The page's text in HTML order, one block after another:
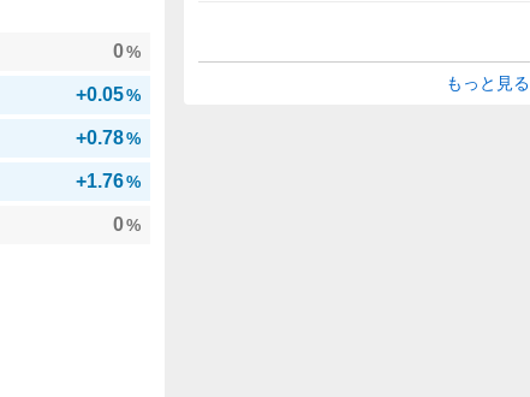
0%
+0.05%
+0.78%
+1.76%
0%
もっと見る